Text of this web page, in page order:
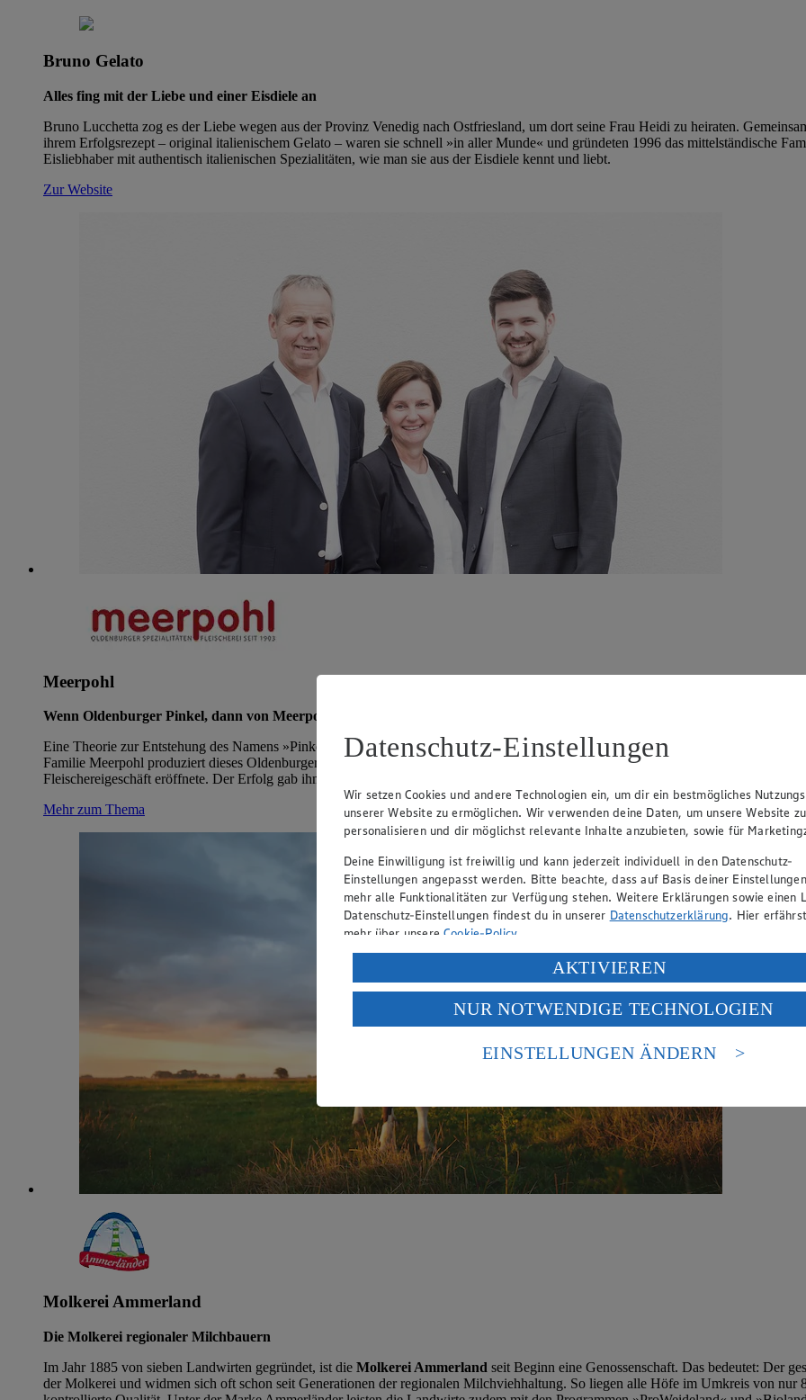
Bruno Gelato
Alles fing mit der Liebe und einer Eisdiele an
Bruno Lucchetta zog es der Liebe wegen aus der Provinz Venedig nach Ostfriesland, um dort seine Frau Heidi zu heiraten.
ihrem Erfolgsrezept – original italienischem Gelato – waren sie schnell »in aller Munde« und gründeten 1996 das mittelständische
Eisliebhaber mit authentisch italienischen Spezialitäten, wie man sie aus der Eisdiele kennt und liebt.
Zur Website
Meerpohl
Wenn Oldenburger Pinkel, dann von Meerpohl
Eine Theorie zur Entstehung des Namens »Pinkel« besagt, dass die Wurstspezialität früher nach dem Räuchern an der Decke
Familie Meerpohl produziert dieses Oldenburger Original mit höchster Handwerkskunst und einer langen Tradition seit fast 120
Fleischereigeschäft eröffnete. Der Erfolg gab ihm recht, und das Unternehmen wird mittlerweile in der vierten Generation geführt.
Mehr zum Thema
Molkerei Ammerland
Die Molkerei regionaler Milchbauern
Im Jahr 1885 von sieben Landwirten gegründet, ist die Molkerei Ammerland seit Beginn eine Genossenschaft. Das bedeutet: Der
der Molkerei und widmen sich oft schon seit Generationen der regionalen Milchviehhaltung. So liegen alle Höfe im Umkreis von nur
Datenschutz-Einstellungen
Wir setzen Cookies und andere Technologien ein, um dir ein bestmögliches
unserer Website zu ermöglichen. Wir verwenden deine Daten, um unsere Website zu
personalisieren und dir möglichst relevante Inhalte anzubieten, sowie für
Deine Einwilligung ist freiwillig und kann jederzeit individuell in den Datenschutz-
Einstellungen angepasst werden. Bitte beachte, dass auf Basis deiner
mehr alle Funktionalitäten zur Verfügung stehen. Weitere Erklärungen sowie einen
Datenschutz-Einstellungen findest du in unserer Datenschutzerklärung. Hier
mehr über unsereCookie-Policy.
Verarbeitung deiner personenbezogenen Daten in den USA durch Facebook und
Wenn du auf „Aktivieren“ klickst, willigst du im Sinne des Art. 49 Abs. 1 Satz 1 lit.
ein, dass deine Daten in den USA verarbeitet werden. Der EuGH sieht die USA als
einem nach europäischen Standards nicht angemessenen Datenschutzniveau an. Es
Risiko eines Zugriffs durch US-amerikanische Behörden.
AKTIVIEREN
NUR NOTWENDIGE TECHNOLOGIEN
EINSTELLUNGEN ÄNDERN